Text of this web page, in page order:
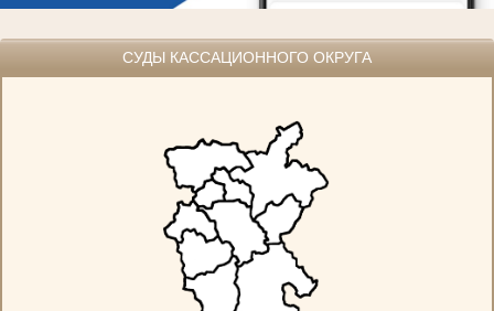
СУДЫ КАССАЦИОННОГО ОКРУГА